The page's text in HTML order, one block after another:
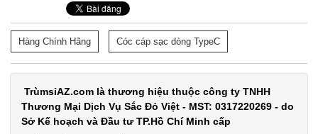
Hàng Chính Hãng Cóc cáp sạc dòng TypeC
TrùmsỉAZ.com là thương hiệu thuộc công ty TNHH
Thương Mại Dịch Vụ Sắc Đỏ Việt - MST: 0317220269 - do
Sở Kế hoạch và Đầu tư TP.Hồ Chí Minh cấp